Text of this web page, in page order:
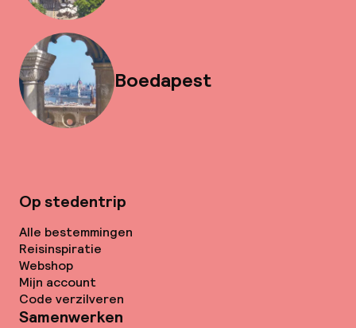
Boedapest
Op stedentrip
Alle bestemmingen
Reisinspiratie
Webshop
Mijn account
Code verzilveren
Samenwerken